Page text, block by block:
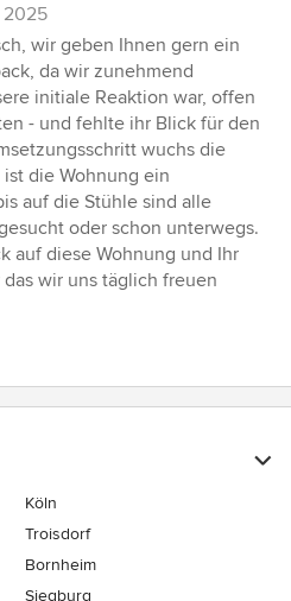
2025
wir geben Ihnen gern ein
da wir zunehmend
initiale Reaktion war, offen
- und fehlte ihr Blick für den
wuchs die
die Wohnung ein
auf die Stühle sind alle
oder schon unterwegs.
auf diese Wohnung und Ihr
wir uns täglich freuen
Köln
Troisdorf
Bornheim
Siegburg